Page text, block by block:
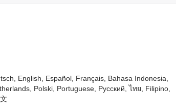
English Español Français Bahasa Indonesia
Polski Portuguese Русский ไทย
Filipino